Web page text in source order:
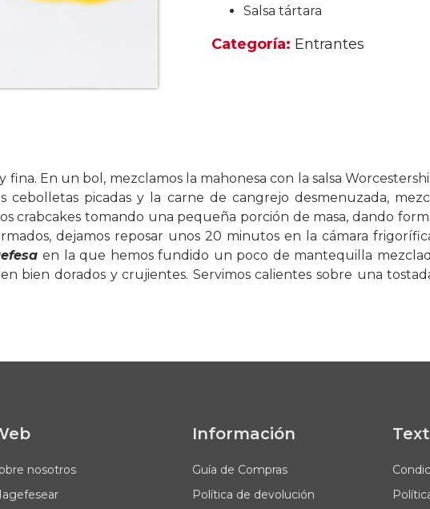
Salsa tártara
Categoría: Entrantes
En un bol, mezclamos la mahonesa con la salsa
cebolletas picadas y la carne de cangrejo desmenuzada,
crabcakes tomando una pequeña porción de masa, dando
dejamos reposar unos 20 minutos en la cámara
en la que hemos fundido un poco de mantequilla
bien dorados y crujientes. Servimos calientes sobre una
nosotros
Información
Guía de Compras
Política de devolución